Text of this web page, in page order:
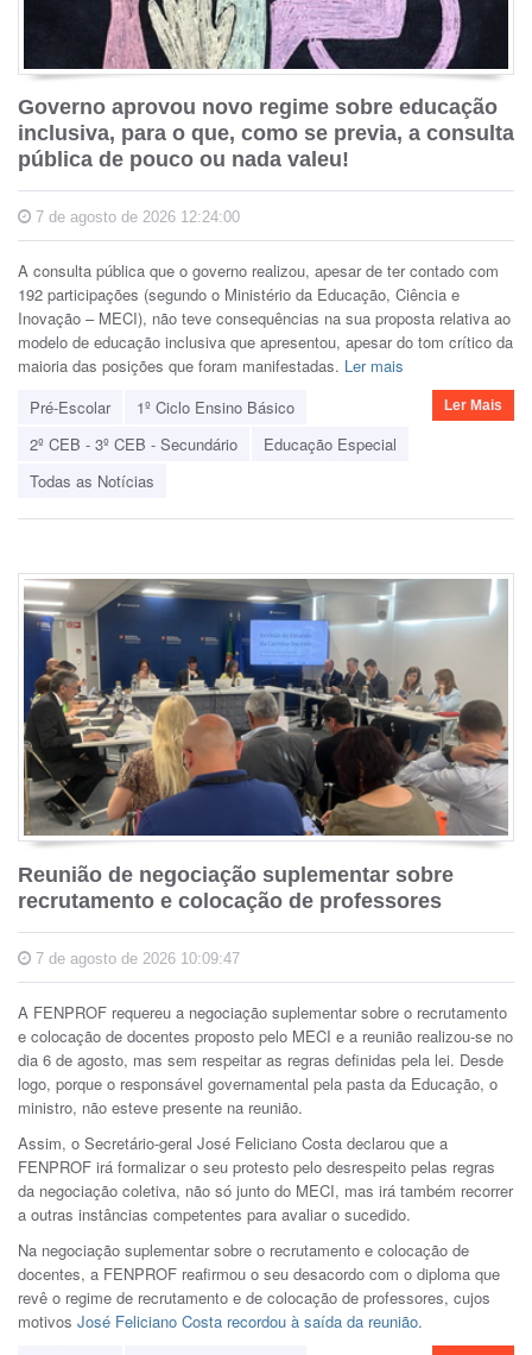
Governo aprovou novo regime sobre educação
inclusiva, para o que, como se previa, a consulta
pública de pouco ou nada valeu!
7 de agosto de 2026 12:24:00
A consulta pública que o governo realizou, apesar de ter contado com
192 participações (segundo o Ministério da Educação, Ciência e
Inovação – MECI), não teve consequências na sua proposta relativa ao
modelo de educação inclusiva que apresentou, apesar do tom crítico da
maioria das posições que foram manifestadas. Ler mais
Pré-Escolar
1º Ciclo Ensino Básico
2º CEB - 3º CEB - Secundário
Educação Especial
Todas as Notícias
Ler Mais
Reunião de negociação suplementar sobre
recrutamento e colocação de professores
7 de agosto de 2026 10:09:47
A FENPROF requereu a negociação suplementar sobre o recrutamento
e colocação de docentes proposto pelo MECI e a reunião realizou-se no
dia 6 de agosto, mas sem respeitar as regras definidas pela lei. Desde
logo, porque o responsável governamental pela pasta da Educação, o
ministro, não esteve presente na reunião.
Assim, o Secretário-geral José Feliciano Costa declarou que a
FENPROF irá formalizar o seu protesto pelo desrespeito pelas regras
da negociação coletiva, não só junto do MECI, mas irá também recorrer
a outras instâncias competentes para avaliar o sucedido.
Na negociação suplementar sobre o recrutamento e colocação de
docentes, a FENPROF reafirmou o seu desacordo com o diploma que
revê o regime de recrutamento e de colocação de professores, cujos
motivos José Feliciano Costa recordou à saída da reunião.